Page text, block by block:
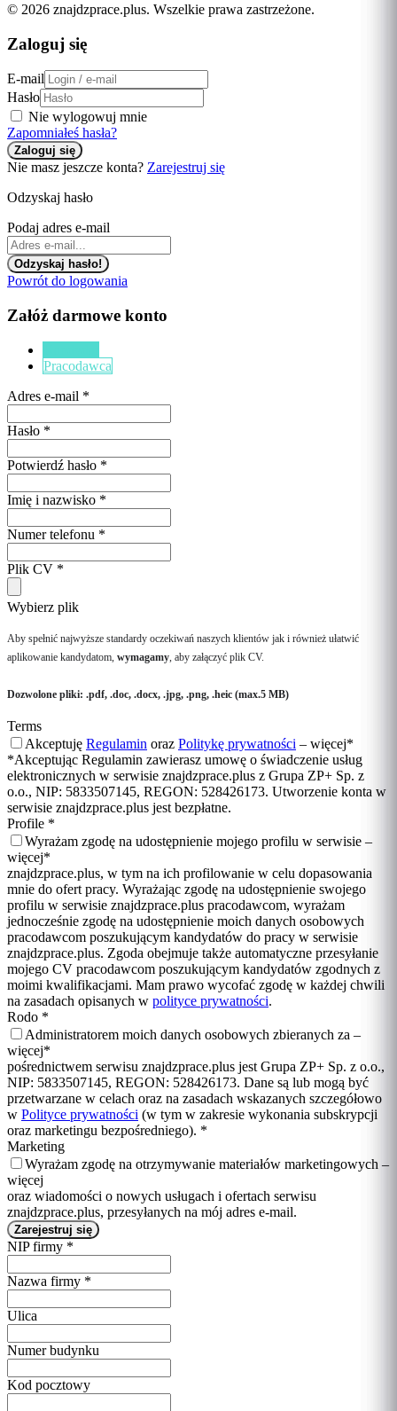
© 2026 znajdzprace.plus. Wszelkie prawa zastrzeżone.
Zaloguj się
E-mail
Hasło
Nie wylogowuj mnie
Zapomniałeś hasła?
Nie masz jeszcze konta? Zarejestruj się
Odzyskaj hasło
Podaj adres e-mail
Powrót do logowania
Załóż darmowe konto
Pracodawca
Adres e-mail *
Hasło *
Potwierdź hasło *
Imię i nazwisko *
Numer telefonu *
Plik CV *
Wybierz plik
Aby spełnić najwyższe standardy oczekiwań naszych klientów jak i również ułatwić
aplikowanie kandydatom, wymagamy, aby załączyć plik CV.
Dozwolone pliki: .pdf, .doc, .docx, .jpg, .png, .heic (max.5 MB)
Terms
Akceptuję Regulamin oraz Politykę prywatności – więcej*
*Akceptując Regulamin zawierasz umowę o świadczenie usług
elektronicznych w serwisie znajdzprace.plus z Grupa ZP+ Sp. z
o.o., NIP: 5833507145, REGON: 528426173. Utworzenie konta w
serwisie znajdzprace.plus jest bezpłatne.
Profile *
Wyrażam zgodę na udostępnienie mojego profilu w serwisie –
więcej*
znajdzprace.plus, w tym na ich profilowanie w celu dopasowania
mnie do ofert pracy. Wyrażając zgodę na udostępnienie swojego
profilu w serwisie znajdzprace.plus pracodawcom, wyrażam
jednocześnie zgodę na udostępnienie moich danych osobowych
pracodawcom poszukującym kandydatów do pracy w serwisie
znajdzprace.plus. Zgoda obejmuje także automatyczne przesyłanie
mojego CV pracodawcom poszukującym kandydatów zgodnych z
moimi kwalifikacjami. Mam prawo wycofać zgodę w każdej chwili
na zasadach opisanych w polityce prywatności.
Rodo *
Administratorem moich danych osobowych zbieranych za –
więcej*
pośrednictwem serwisu znajdzprace.plus jest Grupa ZP+ Sp. z o.o.,
NIP: 5833507145, REGON: 528426173. Dane są lub mogą być
przetwarzane w celach oraz na zasadach wskazanych szczegółowo
w Polityce prywatności (w tym w zakresie wykonania subskrypcji
oraz marketingu bezpośredniego). *
Marketing
Wyrażam zgodę na otrzymywanie materiałów marketingowych –
więcej
oraz wiadomości o nowych usługach i ofertach serwisu
znajdzprace.plus, przesyłanych na mój adres e-mail.
NIP firmy *
Nazwa firmy *
Ulica
Numer budynku
Kod pocztowy